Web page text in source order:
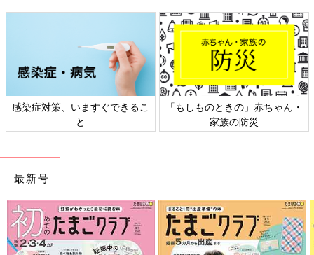
感染症対策、いますぐできるこ
と
「もしものときの」赤ちゃん・
家族の防災
最新号